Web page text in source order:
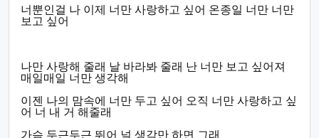
너뿐인걸 나 이제 너만 사랑하고 싶어 온종일 너만 너만
보고 싶어
나만 사랑해 줄래 날 바라봐 줄래 난 너만 보고 싶어져
매일매일 너만 생각해
이젠 나의 맘속에 너만 두고 싶어 오직 너만 사랑하고 싶
어 너 내 거 해줄래
가슴 두근두근 뛰어 널 생각만 하면 그래